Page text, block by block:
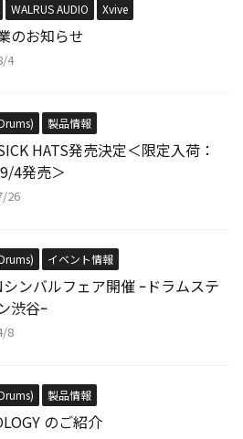
WALRUS AUDIO Xvive
のお知らせ
4
製品情報
HATS発売決定＜限定入荷：
4発売＞
26
イベント情報
シンバルフェア開催 ｰドラムステ
渋谷ｰ
8
製品情報
のご紹介